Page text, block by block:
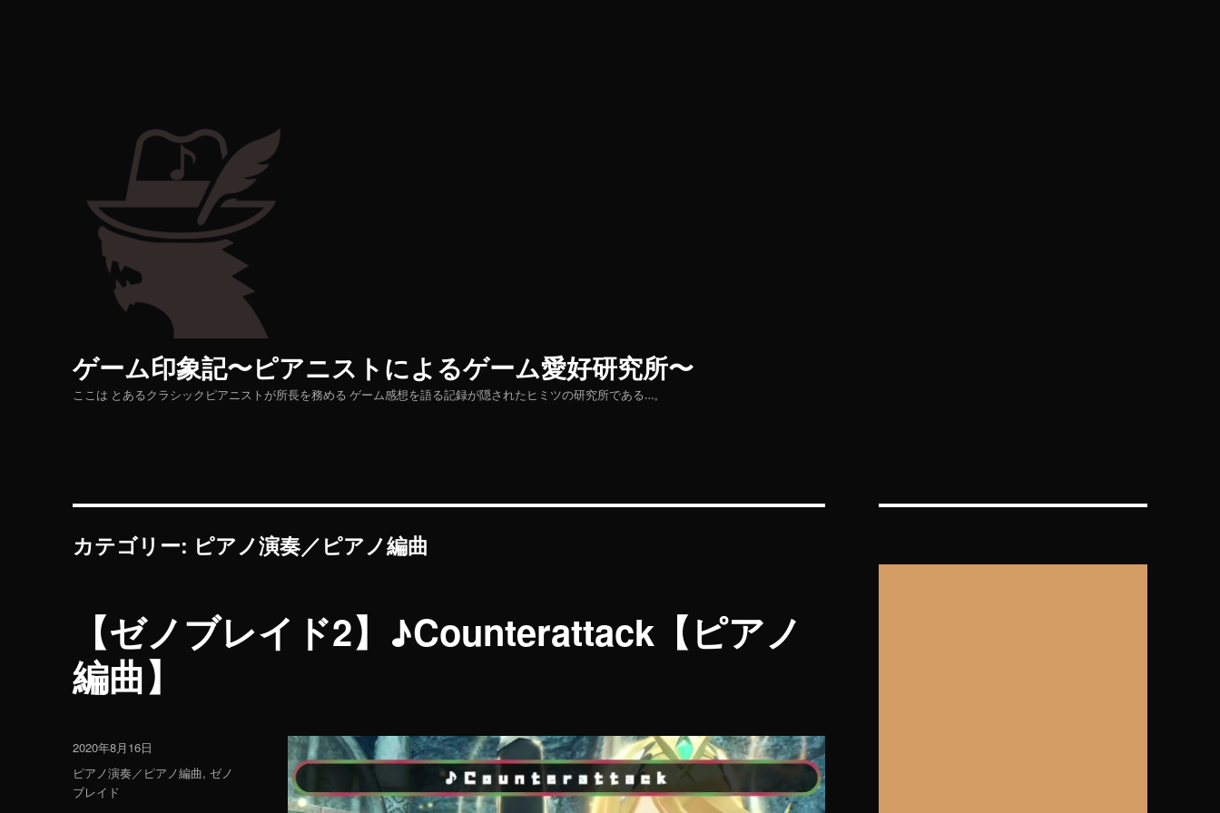
ゲーム印象記〜ピアニストによるゲーム愛好研究所〜
ここは とあるクラシックピアニストが所長を務める ゲーム感想を語る記録が隠されたヒミツの研究所である…。
カテゴリー: ピアノ演奏／ピアノ編曲
【ゼノブレイド2】♪Counterattack【ピアノ
編曲】
投
稿
日:
2020年8月16日
カ
テ
ピアノ演奏／ピアノ編曲,ゼノ
ブレイド